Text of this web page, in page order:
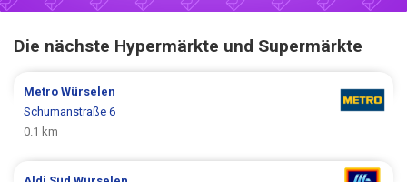
Die nächste Hypermärkte und Supermärkte
MetroWürselen
Schumanstraße 6
0.1 km